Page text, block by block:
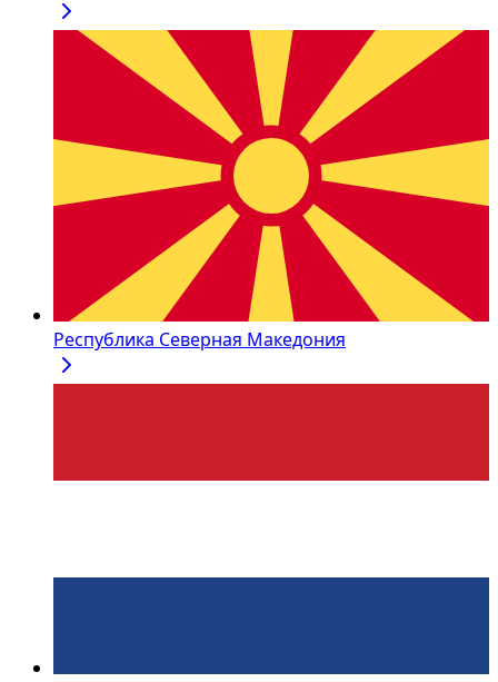
Республика Северная Македония